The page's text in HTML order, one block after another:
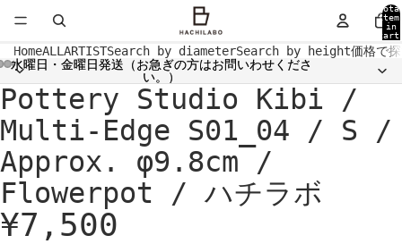
in
0
HomeALL ARTISTSearch by diameterSearch by height価格で
水曜日・金曜日発送（お急ぎの方はお問いわせくださ
い。）
水曜日・金曜日発送（お急ぎの方はお問いわせくださ
い。）
Open
image
in
full
screen
Open
image
in
full
screen
Open
image
in
full
screen
Open
image
in
full
screen
Open
image
in
full
screen
Open
image
in
full
screen
Open
image
in
full
screen
Open
image
in
full
screen
Open
image
in
full
screen
Pottery Studio Kibi /
Multi-Edge S01_04 / S /
Approx. φ9.8cm /
Flowerpot / ハチラボ
¥7,500